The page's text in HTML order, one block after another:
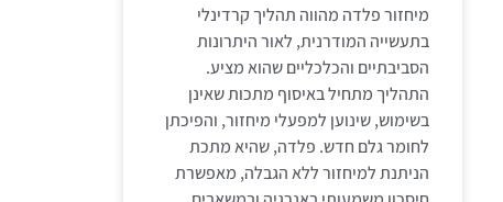
מיחזור פלדה מהווה תהליך קרדינלי
בתעשייה המודרנית, לאור היתרונות
הסביבתיים והכלכליים שהוא מציע.
התהליך מתחיל באיסוף מתכות שאינן
בשימוש, שינוען למפעלי מיחזור, והפיכתן
לחומר גלם חדש. פלדה, שהיא מתכת
הניתנת למיחזור ללא הגבלה, מאפשרת